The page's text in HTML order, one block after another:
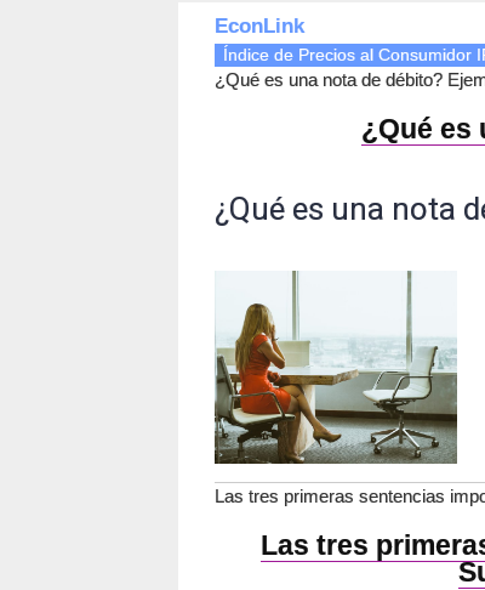
EconLink
Índice de Precios al Consumidor
¿Qué es una nota de débito?
¿Qué es
¿Qué es una nota
Las tres primeras sentencias
Las tres